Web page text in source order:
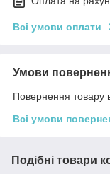
Всі умови оплати
Умови
Повернення товару
Всі умови
Подібні товари